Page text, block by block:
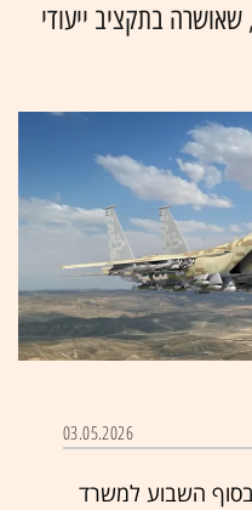
שאושרה בתקציב ייעודי
03.05.2026
השבוע למשרד